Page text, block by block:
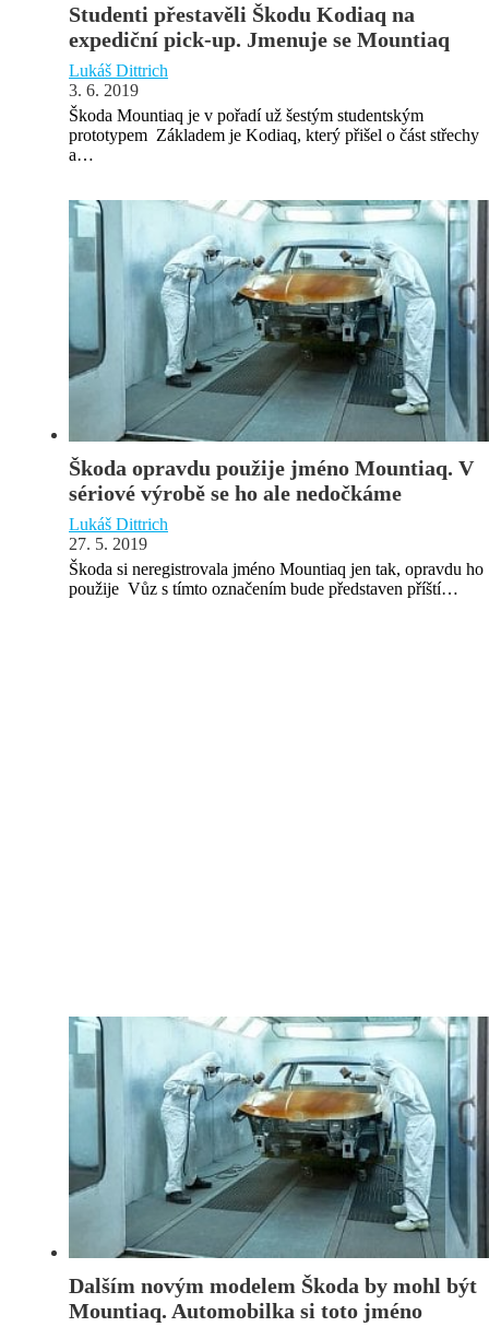
Studenti přestavěli Škodu Kodiaq na
expediční pick-up. Jmenuje se Mountiaq
Lukáš Dittrich
3. 6. 2019
Škoda Mountiaq je v pořadí už šestým studentským
prototypem Základem je Kodiaq, který přišel o část střechy
a…
Škoda opravdu použije jméno Mountiaq. V
sériové výrobě se ho ale nedočkáme
Lukáš Dittrich
27. 5. 2019
Škoda si neregistrovala jméno Mountiaq jen tak, opravdu ho
použije Vůz s tímto označením bude představen příští…
Dalším novým modelem Škoda by mohl být
Mountiaq. Automobilka si toto jméno